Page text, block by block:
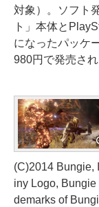
対象）。ソフト
ト」本体と
になったパッケ
980円で発売され
(C)2014 Bungie,
iny Logo,
demarks of